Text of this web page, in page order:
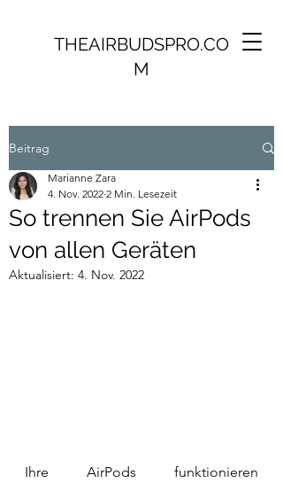
THEAIRBUDSPRO.CO
M
Beitrag
So trennen Sie AirPods
von allen Geräten
Marianne Zara
4. Nov. 2022 2 Min. Lesezeit
Aktualisiert: 4. Nov. 2022
Ihre AirPods funktionieren